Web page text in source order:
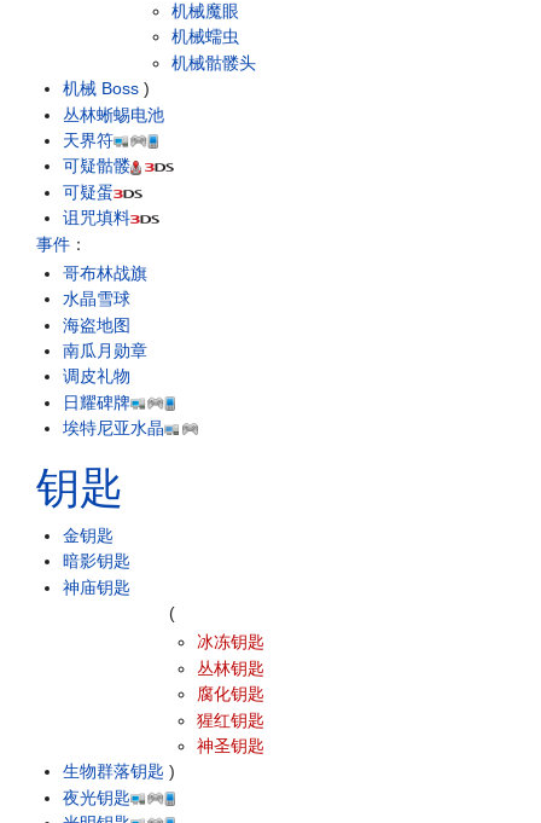
机械 Boss
机械魔眼
机械蠕虫
机械骷髅头
)
丛林蜥蜴电池
天界符
可疑骷髅
可疑蛋
诅咒填料
事件 ：
哥布林战旗
水晶雪球
海盗地图
南瓜月勋章
调皮礼物
日耀碑牌
埃特尼亚水晶
钥匙
金钥匙
暗影钥匙
神庙钥匙
生物群落钥匙
(
冰冻钥匙
丛林钥匙
腐化钥匙
猩红钥匙
神圣钥匙
)
夜光钥匙